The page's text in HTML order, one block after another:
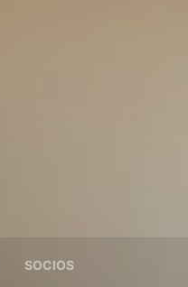
SOCIOS